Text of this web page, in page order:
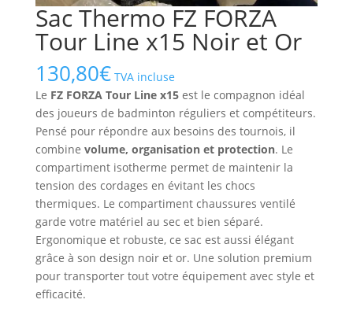
Sac Thermo FZ FORZA
Tour Line x15 Noir et Or
130,80€ TVA incluse
Le FZ FORZA Tour Line x15est le compagnon idéal
des joueurs de badminton réguliers et compétiteurs.
Pensé pour répondre aux besoins des tournois, il
combine volume, organisation et protection. Le
compartiment isotherme permet de maintenir la
tension des cordages en évitant les chocs
thermiques. Le compartiment chaussures ventilé
garde votre matériel au sec et bien séparé.
Ergonomique et robuste, ce sac est aussi élégant
grâce à son design noir et or. Une solution premium
pour transporter tout votre équipement avec style et
efficacité.